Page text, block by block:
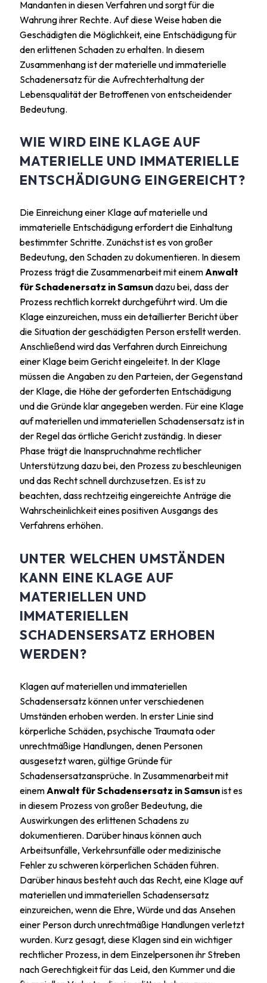
Mandanten in diesen Verfahren und sorgt für die
Wahrung ihrer Rechte. Auf diese Weise haben die
Geschädigten die Möglichkeit, eine Entschädigung für
den erlittenen Schaden zu erhalten. In diesem
Zusammenhang ist der materielle und immaterielle
Schadenersatz für die Aufrechterhaltung der
Lebensqualität der Betroffenen von entscheidender
Bedeutung.
WIE WIRD EINE KLAGE AUF
MATERIELLE UND IMMATERIELLE
ENTSCHÄDIGUNG EINGEREICHT?
Die Einreichung einer Klage auf materielle und
immaterielle Entschädigung erfordert die Einhaltung
bestimmter Schritte. Zunächst ist es von großer
Bedeutung, den Schaden zu dokumentieren. In diesem
Prozess trägt die Zusammenarbeit mit einemAnwalt
für Schadenersatz in Samsundazu bei, dass der
Prozess rechtlich korrekt durchgeführt wird. Um die
Klage einzureichen, muss ein detaillierter Bericht über
die Situation der geschädigten Person erstellt werden.
Anschließend wird das Verfahren durch Einreichung
einer Klage beim Gericht eingeleitet. In der Klage
müssen die Angaben zu den Parteien, der Gegenstand
der Klage, die Höhe der geforderten Entschädigung
und die Gründe klar angegeben werden. Für eine Klage
auf materiellen und immateriellen Schadensersatz ist in
der Regel das örtliche Gericht zuständig. In dieser
Phase trägt die Inanspruchnahme rechtlicher
Unterstützung dazu bei, den Prozess zu beschleunigen
und das Recht schnell durchzusetzen. Es ist zu
beachten, dass rechtzeitig eingereichte Anträge die
Wahrscheinlichkeit eines positiven Ausgangs des
Verfahrens erhöhen.
UNTER WELCHEN UMSTÄNDEN
KANN EINE KLAGE AUF
MATERIELLEN UND
IMMATERIELLEN
SCHADENSERSATZ ERHOBEN
WERDEN?
Klagen auf materiellen und immateriellen
Schadensersatz können unter verschiedenen
Umständen erhoben werden. In erster Linie sind
körperliche Schäden, psychische Traumata oder
unrechtmäßige Handlungen, denen Personen
ausgesetzt waren, gültige Gründe für
Schadensersatzansprüche. In Zusammenarbeit mit
einemAnwalt für Schadensersatz in Samsunist es
in diesem Prozess von großer Bedeutung, die
Auswirkungen des erlittenen Schadens zu
dokumentieren. Darüber hinaus können auch
Arbeitsunfälle, Verkehrsunfälle oder medizinische
Fehler zu schweren körperlichen Schäden führen.
Darüber hinaus besteht auch das Recht, eine Klage auf
materiellen und immateriellen Schadensersatz
einzureichen, wenn die Ehre, Würde und das Ansehen
einer Person durch unrechtmäßige Handlungen verletzt
wurden. Kurz gesagt, diese Klagen sind ein wichtiger
rechtlicher Prozess, in dem Einzelpersonen ihr Streben
nach Gerechtigkeit für das Leid, den Kummer und die